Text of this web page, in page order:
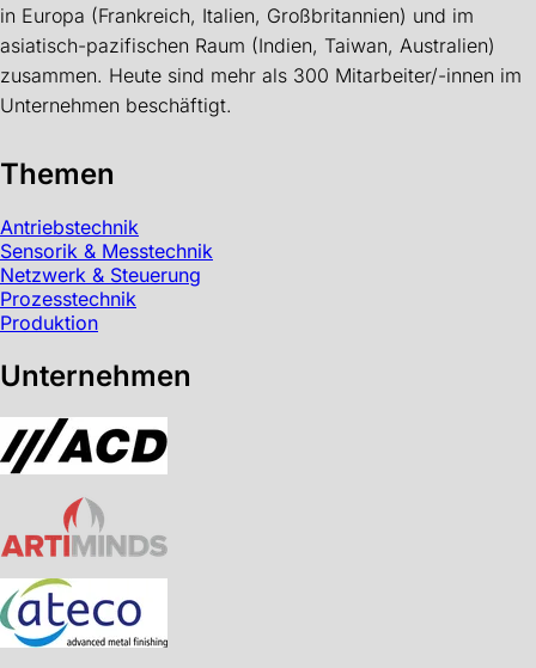
in Europa (Frankreich, Italien, Großbritannien) und im
asiatisch-pazifischen Raum (Indien, Taiwan, Australien)
zusammen. Heute sind mehr als 300 Mitarbeiter/-innen im
Unternehmen beschäftigt.
Themen
Antriebstechnik
Sensorik & Messtechnik
Netzwerk & Steuerung
Prozesstechnik
Produktion
Unternehmen